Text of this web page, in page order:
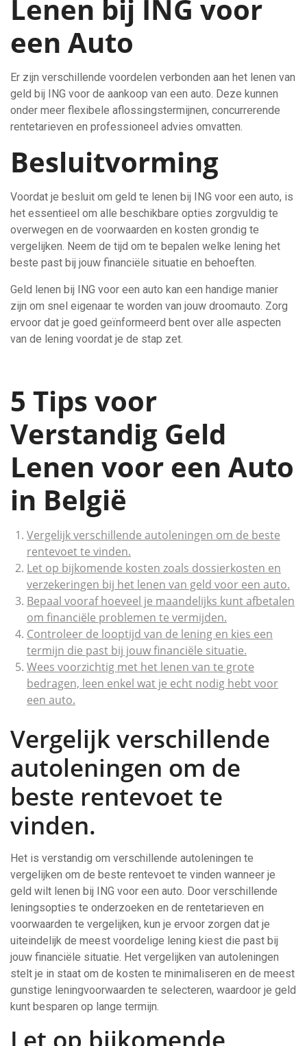
Lenen bij ING voor
een Auto
Er zijn verschillende voordelen verbonden aan het lenen van
geld bij ING voor de aankoop van een auto. Deze kunnen
onder meer flexibele aflossingstermijnen, concurrerende
rentetarieven en professioneel advies omvatten.
Besluitvorming
Voordat je besluit om geld te lenen bij ING voor een auto, is
het essentieel om alle beschikbare opties zorgvuldig te
overwegen en de voorwaarden en kosten grondig te
vergelijken. Neem de tijd om te bepalen welke lening het
beste past bij jouw financiële situatie en behoeften.
Geld lenen bij ING voor een auto kan een handige manier
zijn om snel eigenaar te worden van jouw droomauto. Zorg
ervoor dat je goed geïnformeerd bent over alle aspecten
van de lening voordat je de stap zet.
5 Tips voor
Verstandig Geld
Lenen voor een Auto
in België
Vergelijk verschillende autoleningen om de beste
rentevoet te vinden.
Let op bijkomende kosten zoals dossierkosten en
verzekeringen bij het lenen van geld voor een auto.
Bepaal vooraf hoeveel je maandelijks kunt afbetalen
om financiële problemen te vermijden.
Controleer de looptijd van de lening en kies een
termijn die past bij jouw financiële situatie.
Wees voorzichtig met het lenen van te grote
bedragen, leen enkel wat je echt nodig hebt voor
een auto.
Vergelijk verschillende
autoleningen om de
beste rentevoet te
vinden.
Het is verstandig om verschillende autoleningen te
vergelijken om de beste rentevoet te vinden wanneer je
geld wilt lenen bij ING voor een auto. Door verschillende
leningsopties te onderzoeken en de rentetarieven en
voorwaarden te vergelijken, kun je ervoor zorgen dat je
uiteindelijk de meest voordelige lening kiest die past bij
jouw financiële situatie. Het vergelijken van autoleningen
stelt je in staat om de kosten te minimaliseren en de meest
gunstige leningvoorwaarden te selecteren, waardoor je geld
kunt besparen op lange termijn.
Let op bijkomende